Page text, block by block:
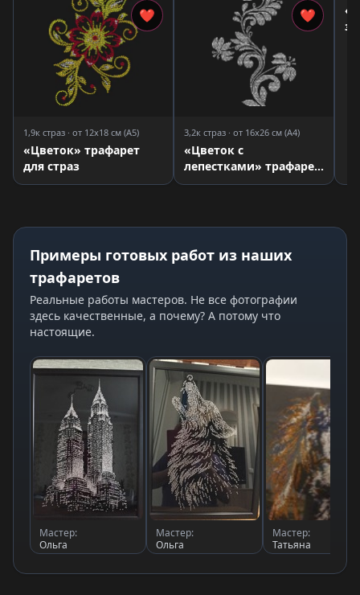
❤
1,9к страз · от 12x18 см (A5)
«Цветок» трафарет
для страз
❤
3,2к страз · от 16x26 см (A4)
«Цветок с
лепестками» трафарет
для страз
Примеры готовых работ из наших
трафаретов
Реальные работы мастеров. Не все фотографии
здесь качественные, а почему? А потому что
настоящие.
Мастер:
Ольга
Мастер:
Ольга
Мастер:
Татьяна